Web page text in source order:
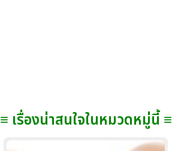
≡ เรื่องน่าสนใจในหมวดหมู่นี้ ≡